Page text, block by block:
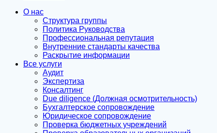
О нас
Структура группы
Политика Руководства
Профессиональная репутация
Внутренние стандарты качества
Раскрытие информации
Все услуги
Аудит
Экспертиза
Консалтинг
Due diligence (Должная осмотрительность)
Бухгалтерское сопровождение
Юридическое сопровождение
Проверка бюджетных учреждений